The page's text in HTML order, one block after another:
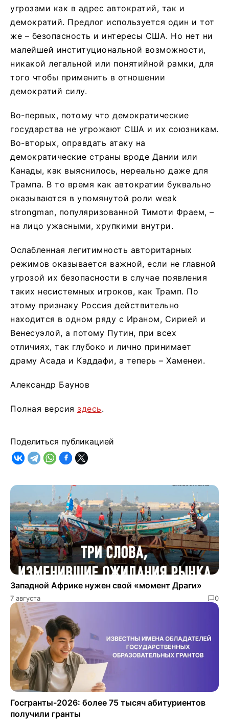
угрозами как в адрес автократий, так и
демократий. Предлог используется один и тот
же – безопасность и интересы США. Но нет ни
малейшей институциональной возможности,
никакой легальной или понятийной рамки, для
того чтобы применить в отношении
демократий силу.
Во-первых, потому что демократические
государства не угрожают США и их союзникам.
Во-вторых, оправдать атаку на
демократические страны вроде Дании или
Канады, как выяснилось, нереально даже для
Трампа. В то время как автократии буквально
оказываются в упомянутой роли weak
strongman, популяризованной Тимоти Фраем, –
на лицо ужасными, хрупкими внутри.
Ослабленная легитимность авторитарных
режимов оказывается важной, если не главной
угрозой их безопасности в случае появления
таких несистемных игроков, как Трамп. По
этому признаку Россия действительно
находится в одном ряду с Ираном, Сирией и
Венесуэлой, а потому Путин, при всех
отличиях, так глубоко и лично принимает
драму Асада и Каддафи, а теперь – Хаменеи.
Александр Баунов
Полная версия здесь.
Поделиться публикацией
Западной Африке нужен свой «момент Драги»
7 августа 0
Госгранты-2026: более 75 тысяч абитуриентов
получили гранты